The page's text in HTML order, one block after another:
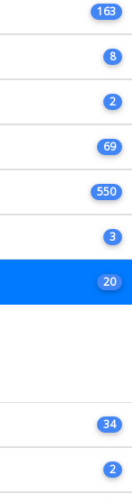
163
8
2
69
550
3
20
34
2